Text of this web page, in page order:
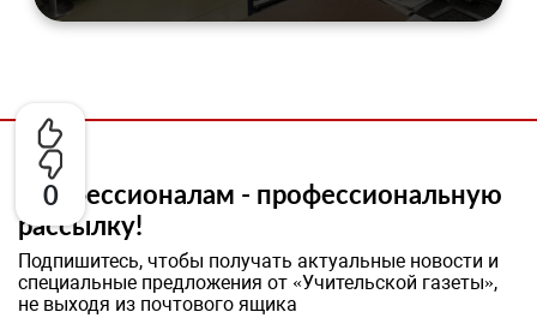
0
Профессионалам - профессиональную
рассылку!
Подпишитесь, чтобы получать актуальные новости и
специальные предложения от «Учительской газеты»,
не выходя из почтового ящика